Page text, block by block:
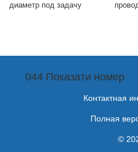
диаметр под задачу
044 Показати номер
Контактная
Полная
©